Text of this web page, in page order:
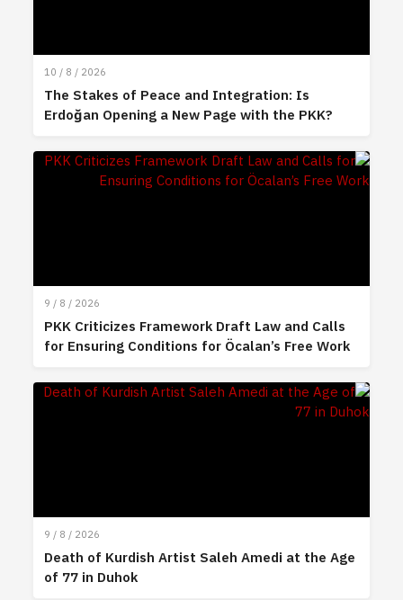
10 / 8 / 2026
The Stakes of Peace and Integration: Is
Erdoğan Opening a New Page with the PKK?
9 / 8 / 2026
PKK Criticizes Framework Draft Law and Calls
for Ensuring Conditions for Öcalan’s Free Work
9 / 8 / 2026
Death of Kurdish Artist Saleh Amedi at the Age
of 77 in Duhok